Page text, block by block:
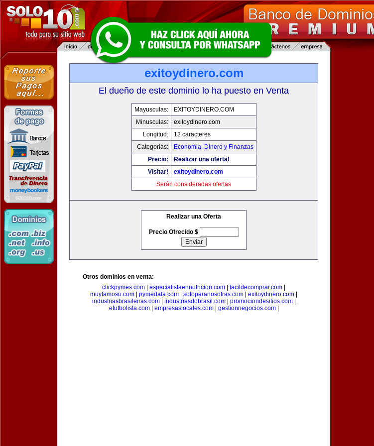
exitoydinero.com
El dueño de este dominio lo ha puesto en Venta
Mayusculas:
EXITOYDINERO.COM
Minusculas:
exitoydinero.com
Longitud:
12 caracteres
Categorias:
Economia, Dinero y Finanzas
Precio:
Realizar una oferta!
Visitar!
exitoydinero.com
Serán consideradas ofertas
Realizar una Oferta
Precio Ofrecido $
Otros dominios en venta:
clickpymes.com
especialistaennutricion.com facildecomprar.com
muyfamoso.com
pymedata.com soloparanosotras.com exitoydinero.com
industriasbrasileiras.com| industriasdobrasil.com| promociondesitios.com|
efutbolista.com| empresaslocales.com| gestionnegocios.com|